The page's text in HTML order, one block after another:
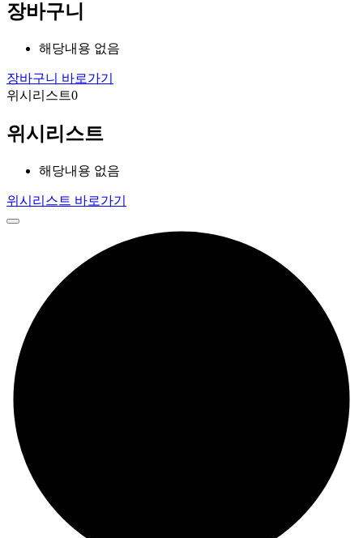
장바구니
해당내용 없음
장바구니 바로가기
위시리스트0
위시리스트
해당내용 없음
위시리스트 바로가기